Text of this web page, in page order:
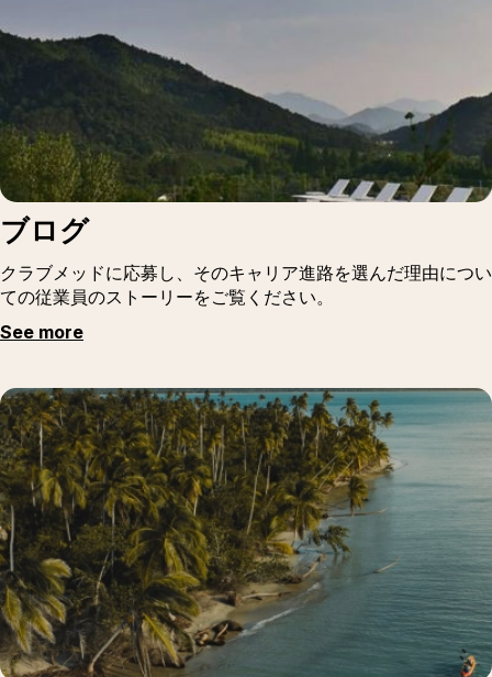
ブログ
クラブメッドに応募し、そのキャリア進路を選んだ理由につい
ての従業員のストーリーをご覧ください。
See more